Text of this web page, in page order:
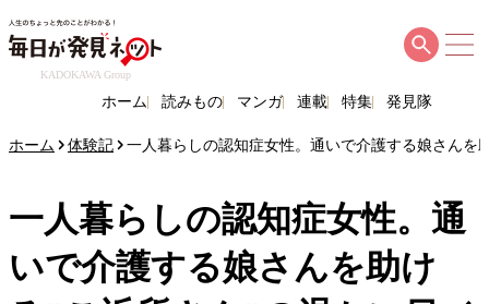
KADOKAWA Group
ホーム 読みもの マンガ 連載 特集 発見隊
ホーム 体験記 一人暮らしの認知症女性。通いで介護する娘さん
一人暮らしの認知症女性。通
いで介護する娘さんを助け